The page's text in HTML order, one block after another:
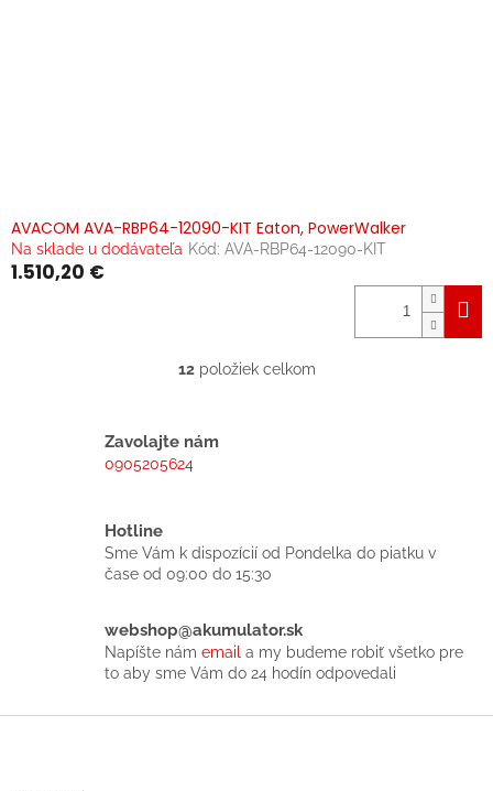
AVACOM AVA-RBP64-12090-KIT Eaton, PowerWalker
Na sklade u dodávateľa Kód: AVA-RBP64-12090-KIT
1.510,20 €
O
e
p
r
k
y
v
p
12položiek celkom
Zavolajte nám
0905205624
Hotline
Sme Vám k dispozícií od Pondelka do piatku v
čase od 09:00 do 15:30
webshop@akumulator.sk
Napíšte nám email a my budeme robiť všetko pre
to aby sme Vám do 24 hodín odpovedali
Z